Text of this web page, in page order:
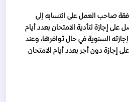
صاحب العمل على انتسابه إلى
إجازة لتأدية الامتحان بعدد أيام
السنوية في حال توافرها، وعند
إجازة دون أجر بعدد أيام الامتحان